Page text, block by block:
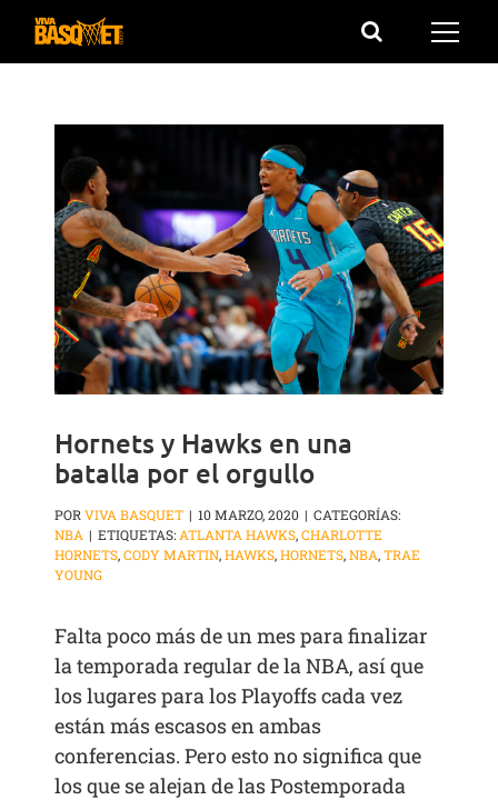
Saltar
Hornets y Hawks en una
batalla por el orgullo
PORVIVA BASQUET | 10 MARZO, 2020 | CATEGORÍAS:
NBA | ETIQUETAS: ATLANTA HAWKS,CHARLOTTE
HORNETS,CODY MARTIN,HAWKS,HORNETS,NBA,TRAE
YOUNG
Falta poco más de un mes para finalizar
la temporada regular de la NBA, así que
los lugares para los Playoffs cada vez
están más escasos en ambas
conferencias. Pero esto no significa que
los que se alejan de las Postemporada